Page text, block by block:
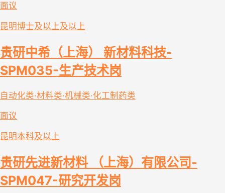
面议
昆明博士及以上及以上
贵研中希（上海） 新材料科技-
SPM035-生产技术岗
自动化类·材料类·机械类·化工制药类
面议
昆明本科及以上
贵研先进新材料 （上海）有限公司-
SPM047-研究开发岗